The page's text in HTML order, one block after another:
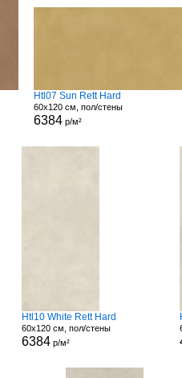
Htl07 Sun Rett Hard
60x120 см, пол/стены
6384 р/м²
Htl10 White Rett Hard
60x120 см, пол/стены
6384 р/м²